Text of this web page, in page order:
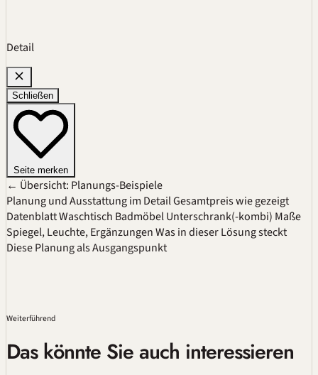
Detail
Schließen
Seite merken
← Übersicht: Planungs-Beispiele
Planung und Ausstattung im DetailGesamtpreis wie gezeigt
DatenblattWaschtisch BadmöbelUnterschrank(-kombi) Maße
Spiegel, Leuchte, ErgänzungenWas in dieser Lösung steckt
Diese Planung als Ausgangspunkt
Weiterführend
Das könnte Sie auch interessieren